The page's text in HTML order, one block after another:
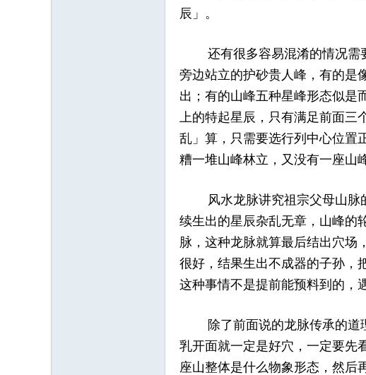
辰」。
还有很多容易混淆的情况需要
旁边站立的护砂贵人峰，有的是
出；有的山峰五种星峰形态似是
上的特起星辰，只有满足前面三
乱」算，只需要选行列中心位置
糟一堆山峰林立，又没有一座山
风水龙脉讲究祖宗父母山脉的
续生出的星辰杂乱无章，山峰的
脉，这种龙脉就算最后结出穴场
很好，结果生出不成器的子孙，
这种事情不是提前能预料到的，
除了前面说的龙脉传承的道理
乳开面就一定是好穴，一定要先
座山整体是什么物象形态，然后